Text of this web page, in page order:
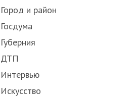
Город и район
Госдума
Губерния
ДТП
Интервью
Искусство